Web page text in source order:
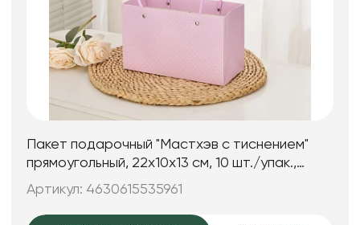
Пакет подарочный "Мастхэв c тиснением"
прямоугольный, 22х10х13 см, 10 шт./упак.,
нежно-сиреневый
Артикул: 4630615535961